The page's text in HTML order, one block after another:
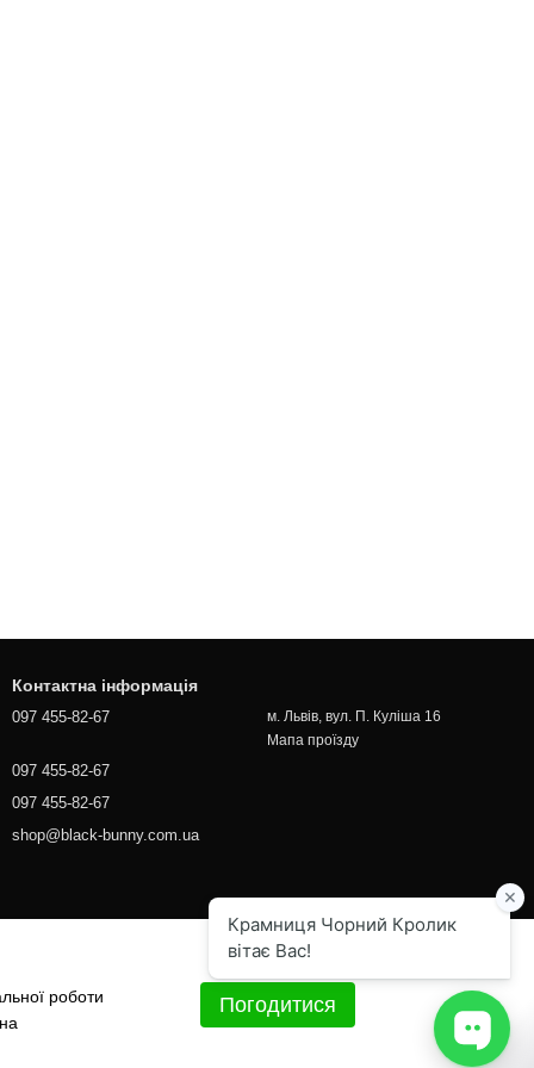
Контактна інформація
097 455-82-67
097 455-82-67
097 455-82-67
shop@black-bunny.com.ua
м. Львів, вул. П. Куліша 16
Мапа проїзду
роботи
Погодитися